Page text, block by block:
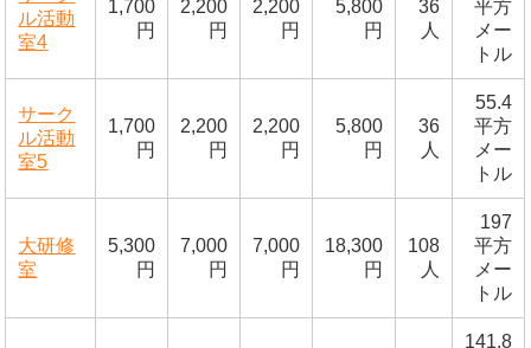
ル活動
室4
1,700
円
2,200
円
2,200
円
5,800
円
36
人
平方
メー
トル
サーク
ル活動
室5
1,700
円
2,200
円
2,200
円
5,800
円
36
人
55.4
平方
メー
トル
大研修
室
5,300
円
7,000
円
7,000
円
18,300
円
108
人
197
平方
メー
トル
141.8